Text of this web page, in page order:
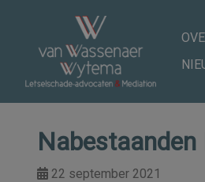
22 september 2021